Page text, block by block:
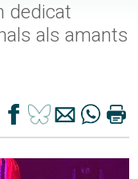
dedicat
als amants